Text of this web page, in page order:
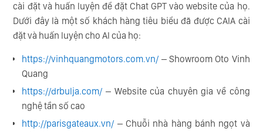
cài đặt và huấn luyện để đặt Chat GPT vào website của họ.
Dưới đây là một số khách hàng tiêu biểu đã được CAIA cài
đặt và huấn luyện cho AI của họ:
https://vinhquangmotors.com.vn/ – Showroom Oto Vinh
Quang
https://drbulja.com/ – Website của chuyên gia về công
nghệ tần số cao
http://parisgateaux.vn/ – Chuỗi nhà hàng bánh ngọt và